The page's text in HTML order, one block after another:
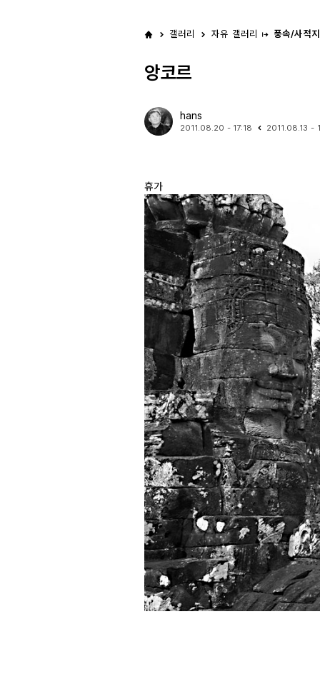
갤러리 자유 갤러리 풍속/사적지
앙코르
hans
2011.08.20 - 17:18 2011.08.13 -
휴가